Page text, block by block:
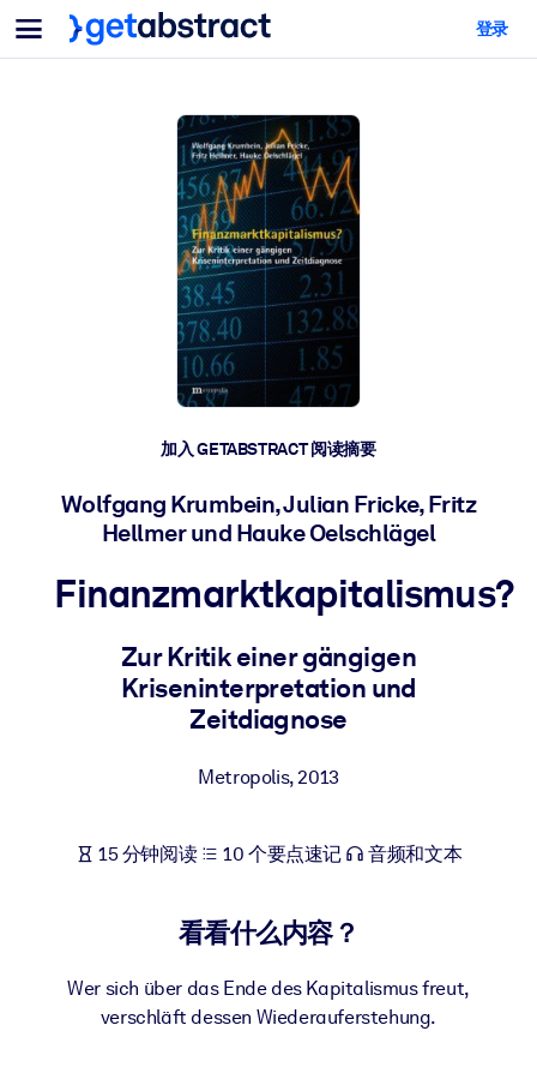
菜单
面向团队与管理者
为您的员工配备关键的人工智能技能。
帮助您的管理者为未来的工作时代做好准备。
让团队更轻松地共同学习、解决实际问题并更快采取行动。
培养您的员工应对未来挑战所需的技能。
面向 LMS/LXP
面向企业图书馆
结果。
面向人工智能系统
登录
加入 GETABSTRACT 阅读摘要
Wolfgang Krumbein, Julian Fricke, Fritz
Hellmer und Hauke Oelschlägel
Finanzmarktkapitalismus?
Zur Kritik einer gängigen
Kriseninterpretation und
Zeitdiagnose
Metropolis,2013
15 分钟阅读 10 个要点速记 音频和文本
看看什么内容？
Wer sich über das Ende des Kapitalismus freut,
verschläft dessen Wiederauferstehung.